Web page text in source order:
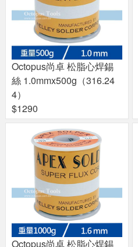
Octopus尚卓 松脂心焊錫
絲 1.0mmx500g（316.24
4）
$1290
Octopus尚卓 松脂心焊錫